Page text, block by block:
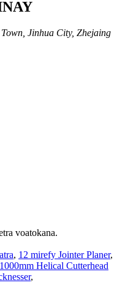
Jinhua City, Zhejaing
voatokana.
, 12 mirefy Jointer Planer,
1000mm Helical Cutterhead
,